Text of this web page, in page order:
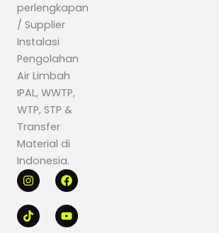
perlengkapan
/ Supplier
Instalasi
Pengolahan
Air Limbah
IPAL, WWTP,
WTP, STP &
Transfer
Material di
Indonesia.
I
n
s
t
a
F
a
c
e
b
T
i
k
t
o
Y
o
u
t
u